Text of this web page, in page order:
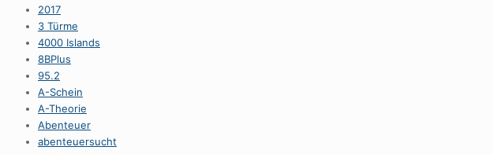
2017
3 Türme
4000 Islands
8BPlus
95.2
A-Schein
A-Theorie
Abenteuer
abenteuersucht